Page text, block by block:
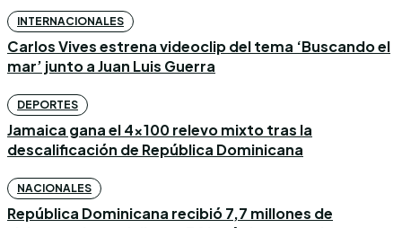
INTERNACIONALES
Carlos Vives estrena videoclip del tema ‘Buscando el
mar’ junto a Juan Luis Guerra
DEPORTES
Jamaica gana el 4×100 relevo mixto tras la
descalificación de República Dominicana
NACIONALES
República Dominicana recibió 7,7 millones de